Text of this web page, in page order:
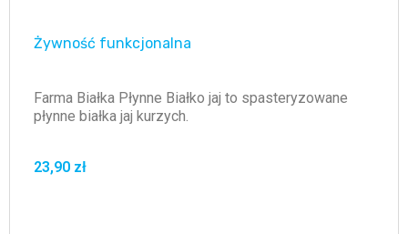
Żywność funkcjonalna
Farma Białka Płynne Białko jaj to spasteryzowane
płynne białka jaj kurzych.
23,90 zł